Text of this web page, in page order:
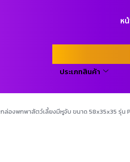
ห
ประเภทสินค้า
กล่องพกพาสัตว์เลี้ยงมีหูจับ ขนาด 58x35x35 รุ่น